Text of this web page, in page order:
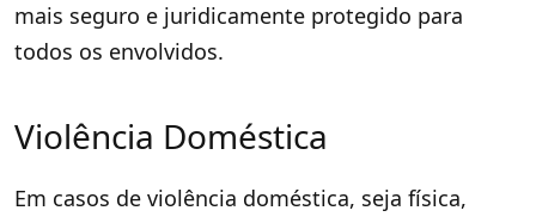
mais seguro e juridicamente protegido para
todos os envolvidos.
Violência Doméstica
Em casos de violência doméstica, seja física,